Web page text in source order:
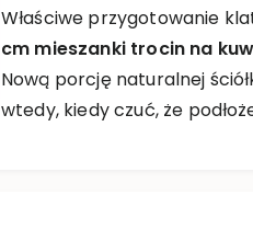
Właściwe przygotowanie
cm mieszanki trocin na
Nową porcję naturalnej
wtedy, kiedy czuć, że